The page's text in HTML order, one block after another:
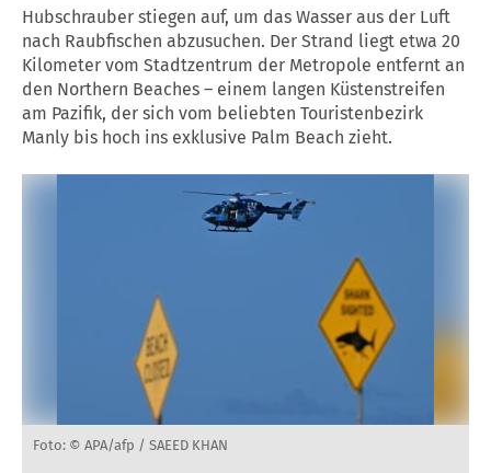
Hubschrauber stiegen auf, um das Wasser aus der Luft
nach Raubfischen abzusuchen. Der Strand liegt etwa 20
Kilometer vom Stadtzentrum der Metropole entfernt an
den Northern Beaches – einem langen Küstenstreifen
am Pazifik, der sich vom beliebten Touristenbezirk
Manly bis hoch ins exklusive Palm Beach zieht.
Foto: © APA/afp / SAEED KHAN